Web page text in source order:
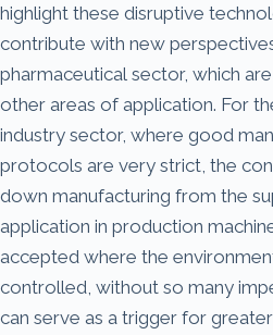
highlight these disruptive
contribute with new
pharmaceutical sector, which
other areas of application. For
industry sector, where good
protocols are very strict, the
down manufacturing from the
application in production
accepted where the
controlled, without so many
can serve as a trigger for